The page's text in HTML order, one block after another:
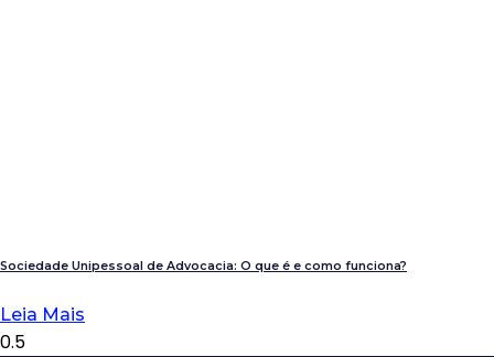
Sociedade Unipessoal de Advocacia: O que é e como funciona?
Leia Mais